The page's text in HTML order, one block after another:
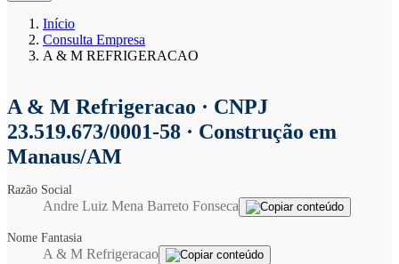
Início
Consulta Empresa
A & M REFRIGERACAO
A & M Refrigeracao · CNPJ
23.519.673/0001-58 · Construção em
Manaus/AM
Razão Social
Andre Luiz Mena Barreto Fonseca
Nome Fantasia
A & M Refrigeracao